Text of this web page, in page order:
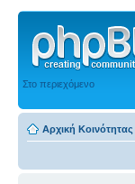
Στο περιεχόμενο
Αρχική Κοινότητας